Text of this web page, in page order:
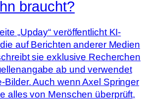
braucht?
„Upday“ veröffentlicht KI-
auf Berichten anderer Medien
sie exklusive Recherchen
ab und verwendet
Bilder. Auch wenn Axel Springer
alles von Menschen überprüft,